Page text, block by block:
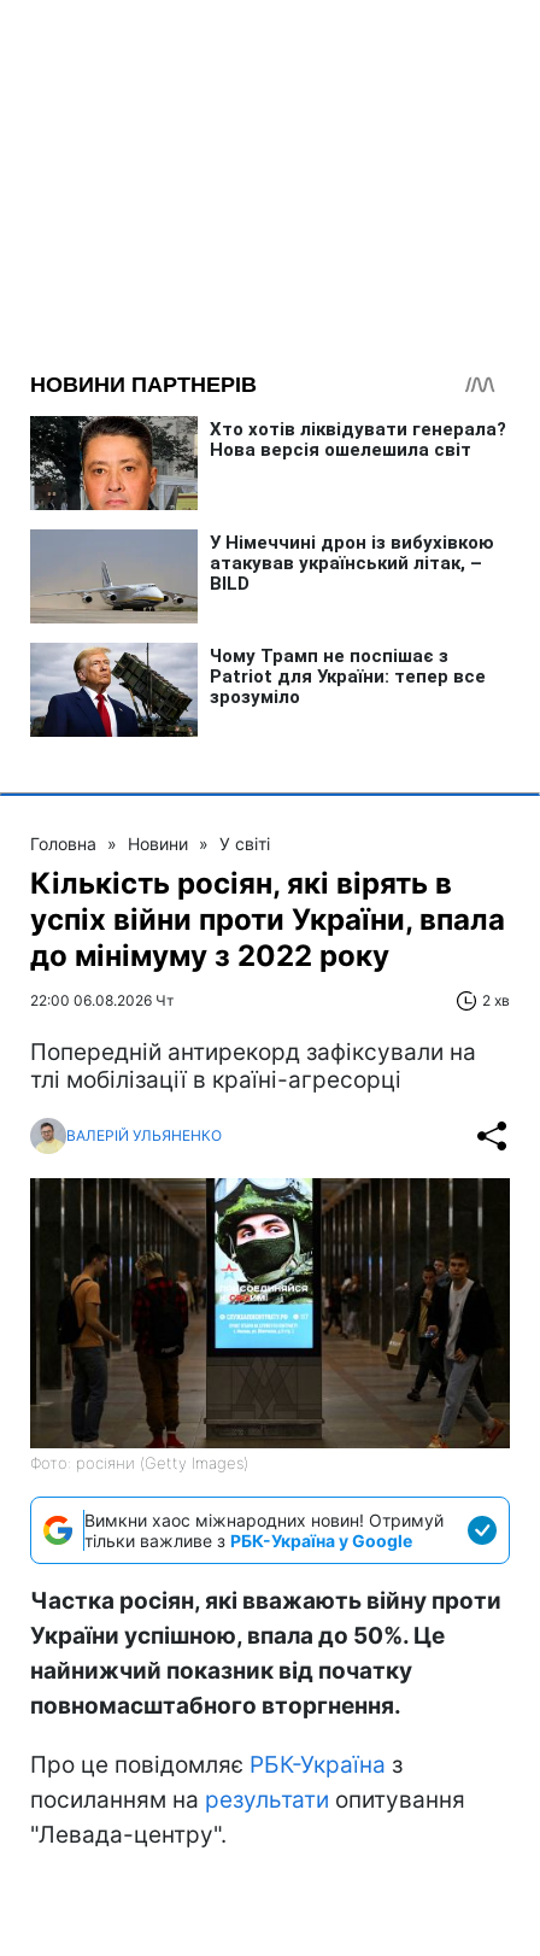
Головна » Новини » У світі
Кількість росіян, які вірять в
успіх війни проти України, впала
до мінімуму з 2022 року
22:00 06.08.2026 Чт 2 хв
Попередній антирекорд зафіксували на
тлі мобілізації в країні-агресорці
ВАЛЕРІЙ УЛЬЯНЕНКО
Фото: росіяни (Getty Images)
Вимкни хаос міжнародних новин! Отримуй
тільки важливе з РБК-Україна у Google
Частка росіян, які вважають війну проти
України успішною, впала до 50%. Це
найнижчий показник від початку
повномасштабного вторгнення.
Про це повідомляє РБК-Україна з
посиланням на результати опитування
"Левада-центру".